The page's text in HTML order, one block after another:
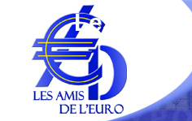
Les Amis